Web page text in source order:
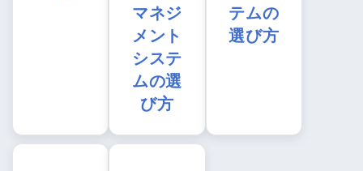
マネジ
メント
システ
ムの選
び方
テムの
選び方